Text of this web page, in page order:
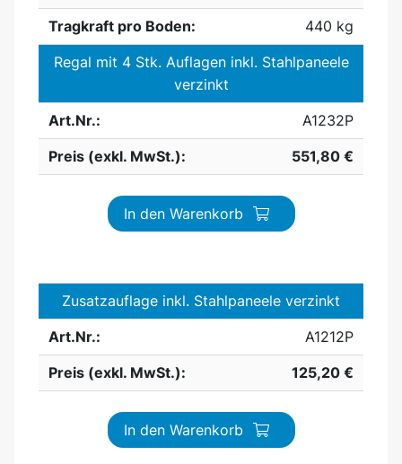
Tragkraft pro Boden:
440 kg
Regal mit 4 Stk. Auflagen inkl. Stahlpaneele
verzinkt
Art.Nr.:
A1232P
Preis (exkl. MwSt.):
551,80 €
In den Warenkorb
Zusatzauflage inkl. Stahlpaneele verzinkt
Art.Nr.:
A1212P
Preis (exkl. MwSt.):
125,20 €
In den Warenkorb